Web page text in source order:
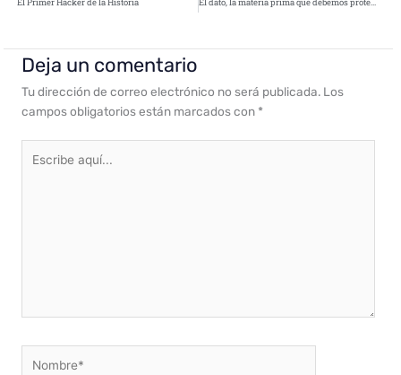
El Primer Hacker de la Historia El dato, la materia prima que debemos proteger
Deja un comentario
Tu dirección de correo electrónico no será publicada. Los
campos obligatorios están marcados con *
aquí...